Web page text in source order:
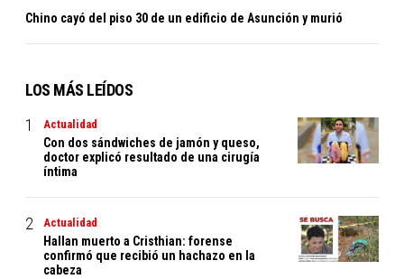
Chino cayó del piso 30 de un edificio de Asunción y murió
LOS MÁS LEÍDOS
Actualidad
Con dos sándwiches de jamón y queso,
doctor explicó resultado de una cirugía
íntima
Actualidad
Hallan muerto a Cristhian: forense
confirmó que recibió un hachazo en la
cabeza